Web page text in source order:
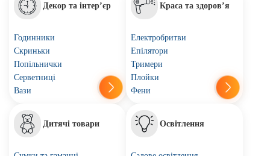
Декор та інтер’єр
Годинники
Скриньки
Попільнички
Серветниці
Вази
Краса та здоров’я
Електробритви
Епілятори
Тримери
Плойки
Фени
Дитячі товари Освітлення